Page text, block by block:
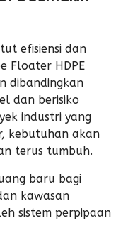
efisiensi dan
Floater HDPE
dibandingkan
dan berisiko
industri yang
kebutuhan akan
terus tumbuh.
baru bagi
kawasan
sistem perpipaan